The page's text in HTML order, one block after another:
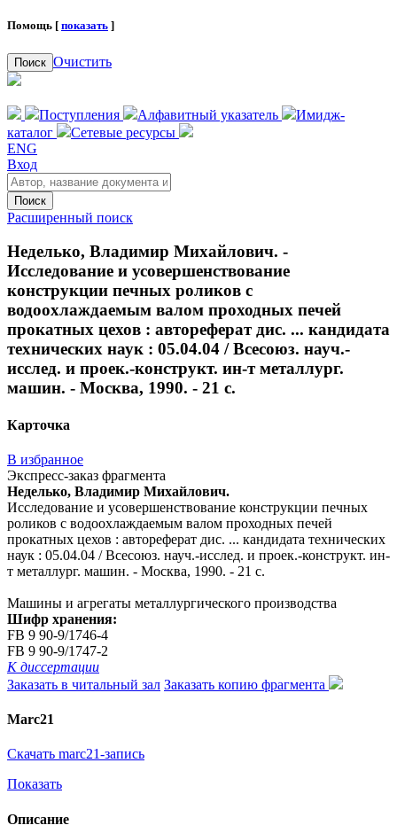
Помощь [ показать ]
Поиск Очистить
Поступления Алфавитный указатель
Имидж-
каталог
Сетевые ресурсы
ENG
Вход
Поиск
Расширенный поиск
Неделько, Владимир Михайлович. -
Исследование и усовершенствование
конструкции печных роликов с
водоохлаждаемым валом проходных печей
прокатных цехов : автореферат дис. ... кандидата
технических наук : 05.04.04 / Всесоюз. науч.-
исслед. и проек.-конструкт. ин-т металлург.
машин. - Москва, 1990. - 21 с.
Карточка
В избранное
Экспресс-заказ фрагмента
Неделько, Владимир Михайлович.
Исследование и усовершенствование конструкции печных
роликов с водоохлаждаемым валом проходных печей
прокатных цехов : автореферат дис. ... кандидата технических
наук : 05.04.04 / Всесоюз. науч.-исслед. и проек.-конструкт. ин-
т металлург. машин. - Москва, 1990. - 21 с.
Машины и агрегаты металлургического производства
Шифр хранения:
FB 9 90-9/1746-4
FB 9 90-9/1747-2
К диссертации
Заказать в читальный зал Заказать копию фрагмента
Marc21
Скачать marc21-запись
Показать
Описание